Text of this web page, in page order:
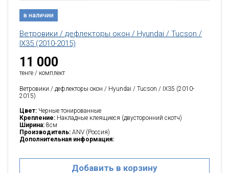
в наличии
Ветровики / дефлекторы окон / Hyundai / Tucson /
IX35 (2010-2015)
11 000
тенге / комплект
Ветровики / дефлекторы окон / Hyundai / Tucson / IX35 (2010-
2015)
Цвет: Черные тонированные
Крепление: Накладные клеящиеся (двусторонний скотч)
Ширина: 8см
Производитель: ANV (Россия)
Дополнительная информация:
Добавить в корзину